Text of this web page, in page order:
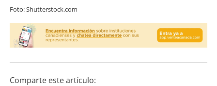
Foto: Shutterstock.com
Comparte este artículo: